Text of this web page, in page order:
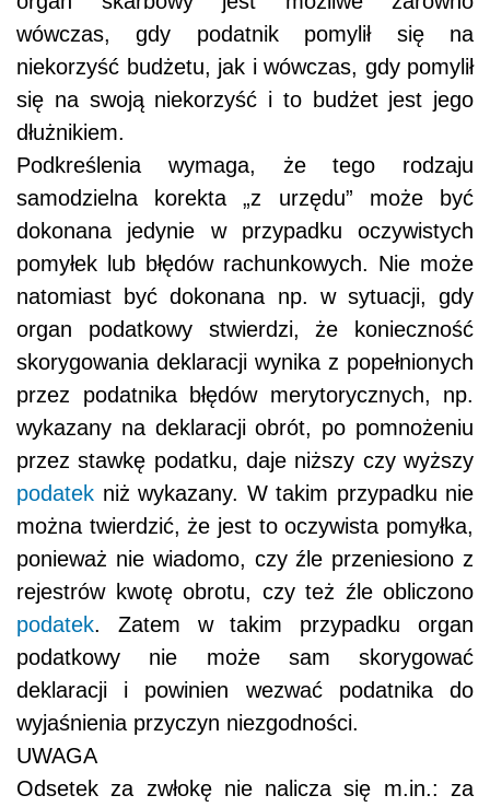
wówczas, gdy podatnik pomylił się na
niekorzyść budżetu, jak i wówczas, gdy pomylił
się na swoją niekorzyść i to budżet jest jego
dłużnikiem.
Podkreślenia wymaga, że tego rodzaju
samodzielna korekta „z urzędu” może być
dokonana jedynie w przypadku oczywistych
pomyłek lub błędów rachunkowych. Nie może
natomiast być dokonana np. w sytuacji, gdy
organ podatkowy stwierdzi, że konieczność
skorygowania deklaracji wynika z popełnionych
przez podatnika błędów merytorycznych, np.
wykazany na deklaracji obrót, po pomnożeniu
przez stawkę podatku, daje niższy czy wyższy
podatek niż wykazany. W takim przypadku nie
można twierdzić, że jest to oczywista pomyłka,
ponieważ nie wiadomo, czy źle przeniesiono z
rejestrów kwotę obrotu, czy też źle obliczono
podatek. Zatem w takim przypadku organ
podatkowy nie może sam skorygować
deklaracji i powinien wezwać podatnika do
wyjaśnienia przyczyn niezgodności.
UWAGA
Odsetek za zwłokę nie nalicza się m.in.: za